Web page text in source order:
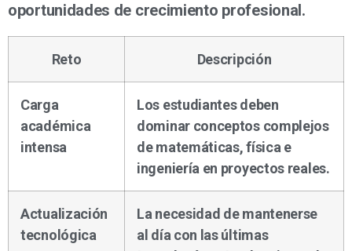
oportunidades de crecimiento profesional.
Reto Descripción
Carga
académica
intensa
Los estudiantes deben
dominar conceptos complejos
de matemáticas, física e
ingeniería en proyectos reales.
Actualización
tecnológica
La necesidad de mantenerse
al día con las últimas